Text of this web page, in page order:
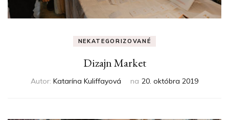
NEKATEGORIZOVANÉ
Dizajn Market
Autor: Katarína Kuliffayová na 20. októbra 2019